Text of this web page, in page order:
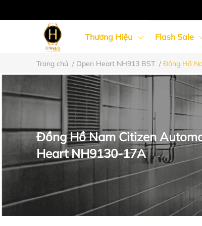
Thương Hiệu Flash Sale
Đồng Hồ
Trang chủ / Open Heart NH913 BST / Đồng Hồ
Đồng Hồ Nam Citizen
Heart NH9130-17A